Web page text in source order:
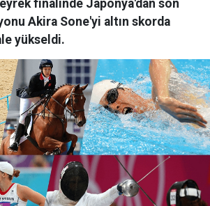
finalinde Japonya'dan son
Akira Sone'yi altın skorda
yükseldi.